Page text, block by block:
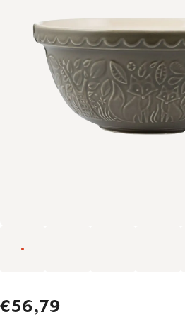
€56,79